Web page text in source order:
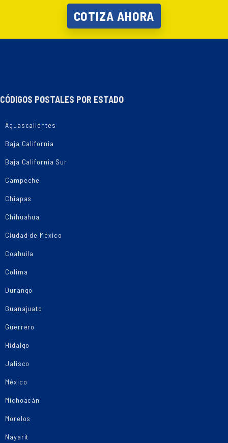
COTIZA AHORA
CÓDIGOS POSTALES POR ESTADO
Aguascalientes
Baja California
Baja California Sur
Campeche
Chiapas
Chihuahua
Ciudad de México
Coahuila
Colima
Durango
Guanajuato
Guerrero
Hidalgo
Jalisco
México
Michoacán
Morelos
Nayarit